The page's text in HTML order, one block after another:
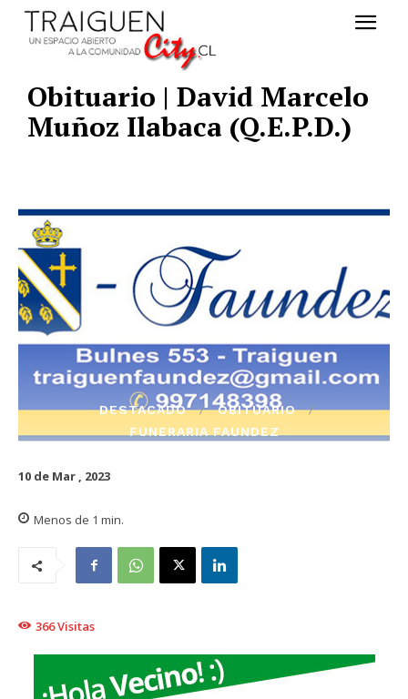
Obituario | David Marcelo
Muñoz Ilabaca (Q.E.P.D.)
DESTACADO
OBITUARIO
FUNERARIA FAUNDEZ
10 de Mar , 2023
Menos de 1 min.
366Visitas